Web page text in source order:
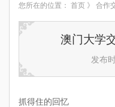
您所在的位置： 首页 》 合作
澳门大学
发布
抓得住的回忆